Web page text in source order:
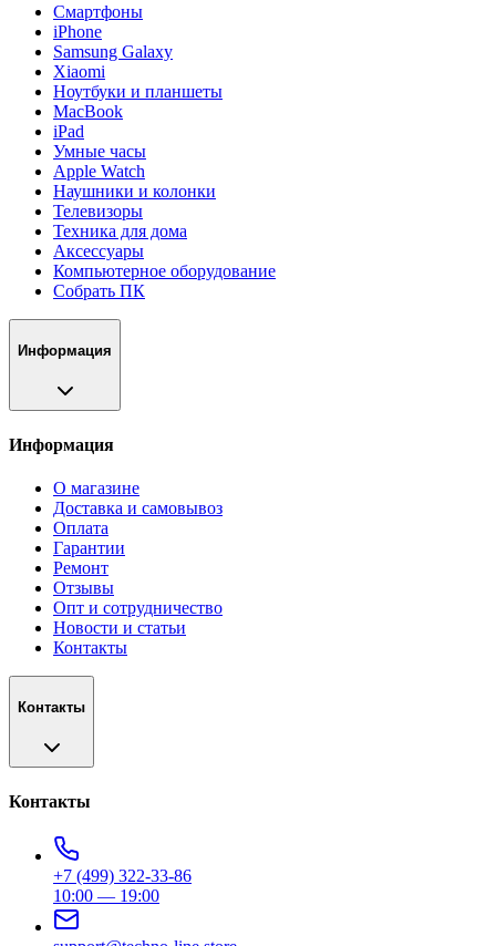
Смартфоны
iPhone
Samsung Galaxy
Xiaomi
Ноутбуки и планшеты
MacBook
iPad
Умные часы
Apple Watch
Наушники и колонки
Телевизоры
Техника для дома
Аксессуары
Компьютерное оборудование
Собрать ПК
Информация
Информация
О магазине
Доставка и самовывоз
Оплата
Гарантии
Ремонт
Отзывы
Опт и сотрудничество
Новости и статьи
Контакты
Контакты
Контакты
+7 (499) 322-33-86
10:00 — 19:00